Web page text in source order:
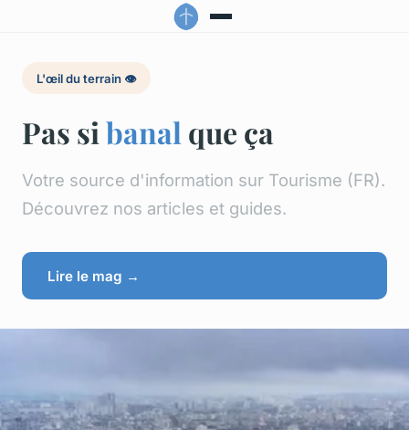
L'œil du terrain 👁️
Pas si banal que ça
Votre source d'information sur Tourisme (FR).
Découvrez nos articles et guides.
Lire le mag →